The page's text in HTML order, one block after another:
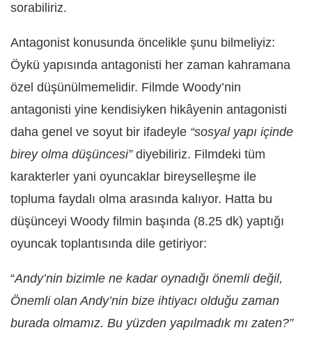
sorabiliriz.
Antagonist konusunda öncelikle şunu bilmeliyiz:
Öykü yapısında antagonisti her zaman kahramana
özel düşünülmemelidir. Filmde Woody’nin
antagonisti yine kendisiyken hikâyenin antagonisti
daha genel ve soyut bir ifadeyle “sosyal yapı içinde
birey olma düşüncesi” diyebiliriz. Filmdeki tüm
karakterler yani oyuncaklar bireyselleşme ile
topluma faydalı olma arasında kalıyor. Hatta bu
düşünceyi Woody filmin başında (8.25 dk) yaptığı
oyuncak toplantısında dile getiriyor:
“Andy’nin bizimle ne kadar oynadığı önemli değil,
Önemli olan Andy’nin bize ihtiyacı olduğu zaman
burada olmamız. Bu yüzden yapılmadık mı zaten?”